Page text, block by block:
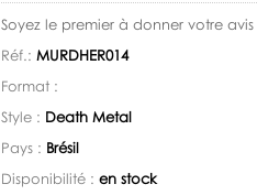
Soyez le premier à donner votre avis
Réf.: MURDHER014
Format :
Style : Death Metal
Pays : Brésil
Disponibilité : en stock